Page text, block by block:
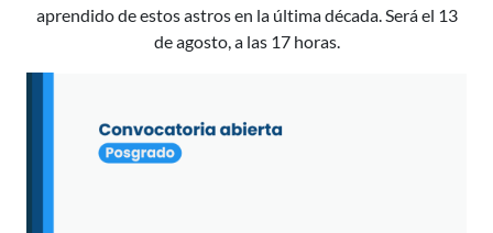
aprendido de estos astros en la última década. Será el 13
de agosto, a las 17 horas.